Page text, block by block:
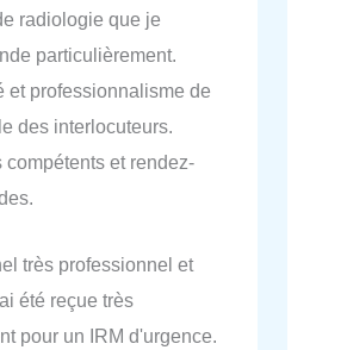
radiologie que je
particulièrement.
et professionnalisme de
des interlocuteurs.
compétents et rendez-
très professionnel et
été reçue très
pour un IRM d'urgence.